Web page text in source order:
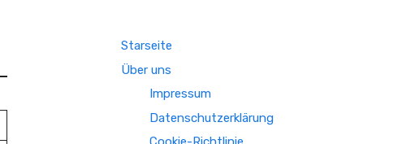
Starseite
Über uns
Impressum
Datenschutzerklärung